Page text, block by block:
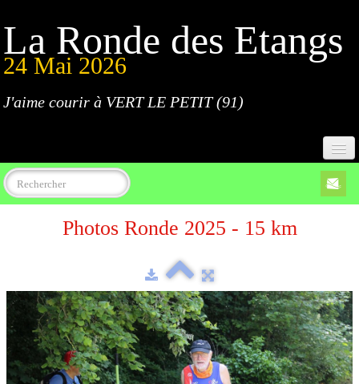
La Ronde des Etangs
24 Mai 2026
J'aime courir à VERT LE PETIT (91)
Accueil
Programme
Règlement
Parcours
Résultats
Photos Ronde 2025 - 15 km